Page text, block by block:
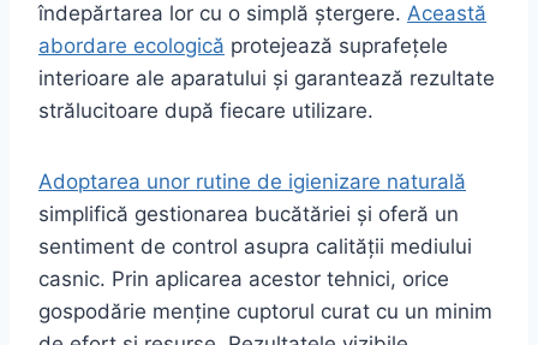
îndepărtarea lor cu o simplă ștergere. Această
abordare ecologică protejează suprafețele
interioare ale aparatului și garantează rezultate
strălucitoare după fiecare utilizare.
Adoptarea unor rutine de igienizare naturală
simplifică gestionarea bucătăriei și oferă un
sentiment de control asupra calității mediului
casnic. Prin aplicarea acestor tehnici, orice
gospodărie menține cuptorul curat cu un minim